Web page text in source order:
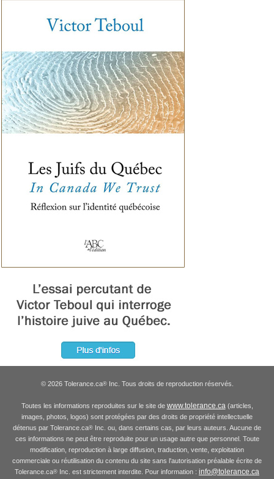
© 2026 Tolerance.ca®Inc. Tous droits de reproduction réservés.
Toutes les informations reproduites sur le site de www.tolerance.ca(articles,
images, photos, logos) sont protégées par des droits de propriété intellectuelle
détenus par Tolerance.ca® Inc. ou, dans certains cas, par leurs auteurs. Aucune de
ces informations ne peut être reproduite pour un usage autre que personnel. Toute
modification, reproduction à large diffusion, traduction, vente, exploitation
commerciale ou réutilisation du contenu du site sans l'autorisation préalable écrite de
Tolerance.ca® Inc. est strictement interdite. Pour information : info@tolerance.ca